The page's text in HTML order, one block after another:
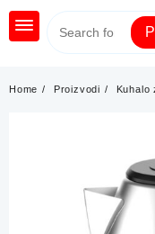
Home Proizvodi Kuhalo